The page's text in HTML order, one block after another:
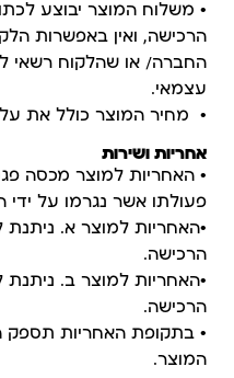
• משלוח המוצר יבוצע
הרכישה, ואין באפשרות
החברה/ או שהלקוח רשאי
עצמאי.
• מחיר המוצר כולל את
אחריות ושירות
• האחריות למוצר מכסה
פעולתו אשר נגרמו על ידי
•האחריות למוצר א.
הרכישה.
•האחריות למוצר ב.
הרכישה.
• בתקופת האחריות תספק
המוצר.